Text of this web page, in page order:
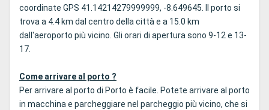
coordinate GPS 41.14214279999999, -8.649645. Il porto si
trova a 4.4 km dal centro della città e a 15.0 km
dall'aeroporto più vicino. Gli orari di apertura sono 9-12 e 13-
17.
Come arrivare al porto ?
Per arrivare al porto di Porto è facile. Potete arrivare al porto
in macchina e parcheggiare nel parcheggio più vicino, che si